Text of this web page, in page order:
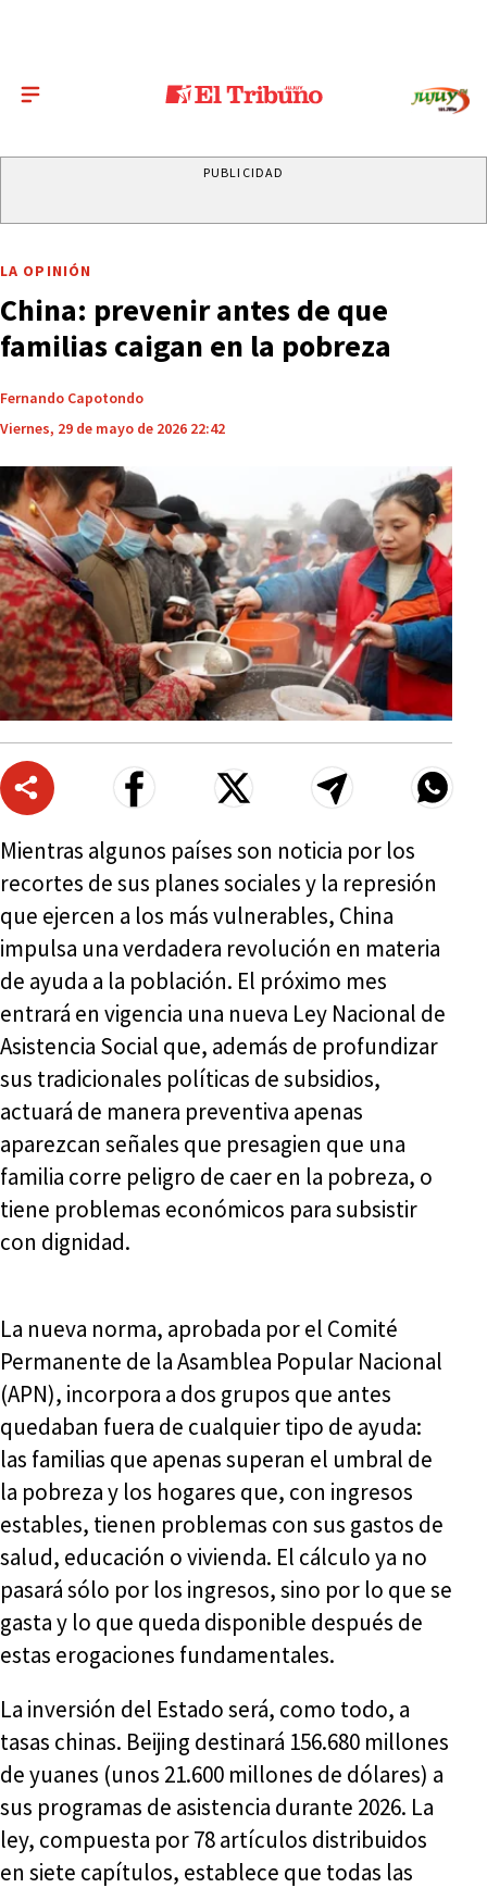
PUBLICIDAD
LA OPINIÓN
China: prevenir antes de que
familias caigan en la pobreza
Fernando Capotondo
Viernes, 29 de mayo de 2026 22:42
Mientras algunos países son noticia por los
recortes de sus planes sociales y la represión
que ejercen a los más vulnerables, China
impulsa una verdadera revolución en materia
de ayuda a la población. El próximo mes
entrará en vigencia una nueva Ley Nacional de
Asistencia Social que, además de profundizar
sus tradicionales políticas de subsidios,
actuará de manera preventiva apenas
aparezcan señales que presagien que una
familia corre peligro de caer en la pobreza, o
tiene problemas económicos para subsistir
con dignidad.
La nueva norma, aprobada por el Comité
Permanente de la Asamblea Popular Nacional
(APN), incorpora a dos grupos que antes
quedaban fuera de cualquier tipo de ayuda:
las familias que apenas superan el umbral de
la pobreza y los hogares que, con ingresos
estables, tienen problemas con sus gastos de
salud, educación o vivienda. El cálculo ya no
pasará sólo por los ingresos, sino por lo que se
gasta y lo que queda disponible después de
estas erogaciones fundamentales.
La inversión del Estado será, como todo, a
tasas chinas. Beijing destinará 156.680 millones
de yuanes (unos 21.600 millones de dólares) a
sus programas de asistencia durante 2026. La
ley, compuesta por 78 artículos distribuidos
en siete capítulos, establece que todas las